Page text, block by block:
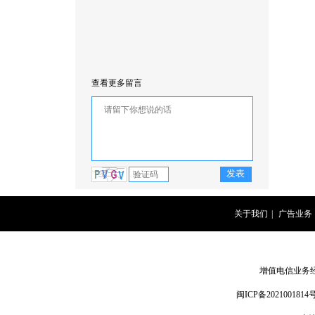
查看更多留言
关于我们 广告业务
增值电信业务
闽ICP备2021001814